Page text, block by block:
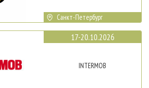
Санкт-Петербург
17-20.10.2026
INTERMOB